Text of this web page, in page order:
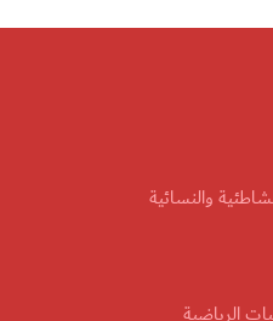
والنسائية
الرياضية